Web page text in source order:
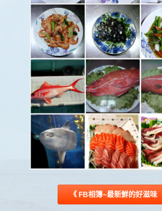
《 FB相簿~最新鮮的好滋味